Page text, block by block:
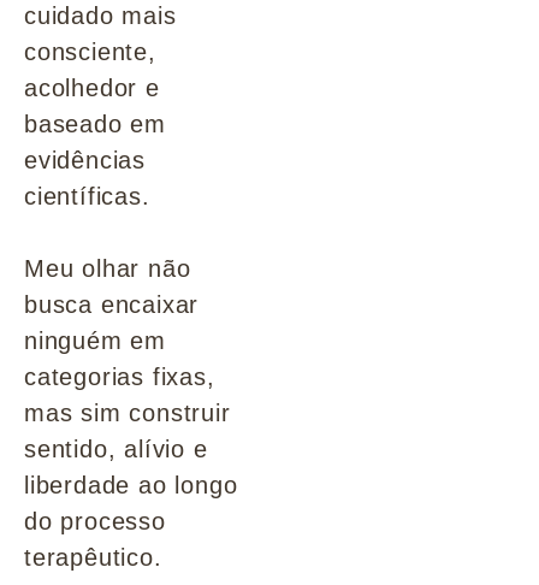
cuidado mais
consciente,
acolhedor e
baseado em
evidências
científicas.
Meu olhar não
busca encaixar
ninguém em
categorias fixas,
mas sim construir
sentido, alívio e
liberdade ao longo
do processo
terapêutico.